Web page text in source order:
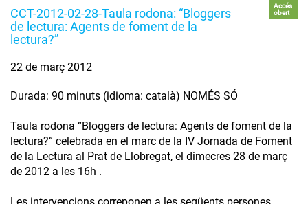
CCT-2012-02-28-Taula rodona: “Bloggers
de lectura: Agents de foment de la
lectura?”
Accés
obert
22 de març 2012
Durada: 90 minuts (idioma: català) NOMÉS SÓ
Taula rodona “Bloggers de lectura: Agents de foment de la
lectura?” celebrada en el marc de la IV Jornada de Foment
de la Lectura al Prat de Llobregat, el dimecres 28 de març
de 2012 a les 16h .